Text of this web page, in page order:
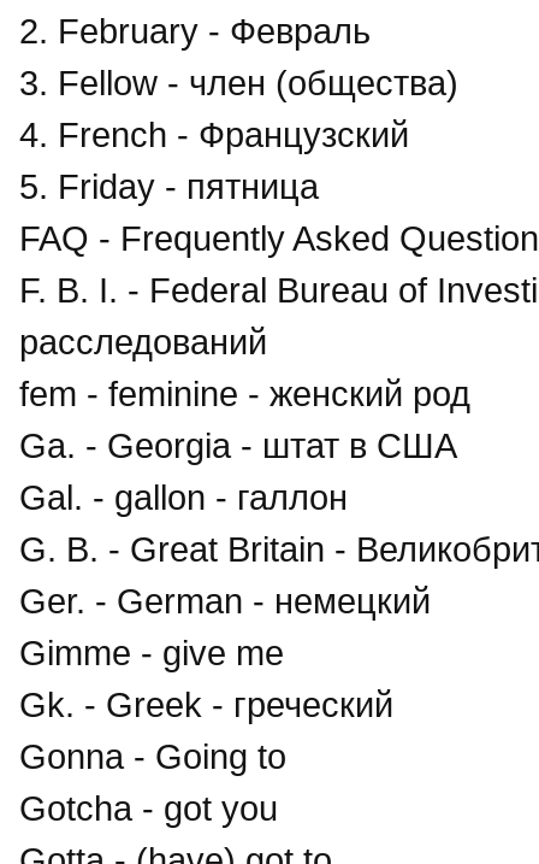
2. February - Февраль
3. Fellow - член (общества)
4. French - Французский
5. Friday - пятница
FAQ - Frequently Asked
F. B. I. - Federal Bureau of
расследований
fem - feminine - женский род
Ga. - Georgia - штат в США
Gal. - gallon - галлон
G. B. - Great Britain -
Ger. - German - немецкий
Gimme - give me
Gk. - Greek - греческий
Gonna - Going to
Gotcha - got you